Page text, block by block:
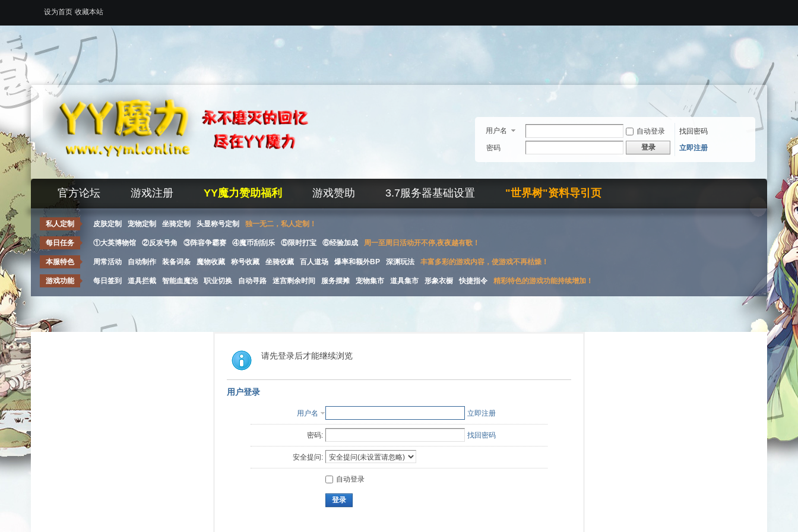
设为首页 收藏本站
用户名 自动登录
找回密码
密码
登录 立即注册
官方论坛 游戏注册 YY魔力赞助福利 游戏赞助 3.7服务器基础设置 "世界树"资料导引页
私人定制 皮肤定制 宠物定制 坐骑定制 头显称号定制 独一无二，私人定制！
每日任务 ①大英博物馆 ②反攻号角 ③阵容争霸赛 ④魔币刮刮乐 ⑤限时打宝 ⑥经验加成 周一至周日活动开不停,夜夜越有歌！
本服特色 周常活动 自动制作 装备词条 魔物收藏 称号收藏 坐骑收藏 百人道场 爆率和额外BP 深渊玩法 丰富多彩的游戏内容，使游戏不再枯燥！
游戏功能 每日签到 道具拦截 智能血魔池 职业切换 自动寻路 迷宫剩余时间 服务摆摊 宠物集市 道具集市 形象衣橱 快捷指令 精彩特色的游戏功能持续增加！
请先登录后才能继续浏览
用户登录
用户名 立即注册
密码: 找回密码
安全提问:
自动登录
登录